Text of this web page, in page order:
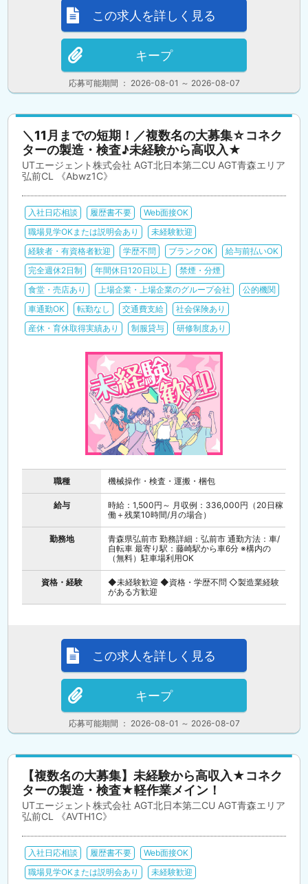
応募可能期間 ： 2026-08-01 ～ 2026-08-07
この求人を詳しく見る
キープ
＼11月までの短期！／複数名の大募集☆コネク
ターの製造・検査♪未経験から高収入★
UTエージェント株式会社 AGT北日本第二CU AGT青森エリア
弘前CL 《Abwz1C》
入社日応相談 履歴書不要
Web面接OK
職場見学OKまたは説明会あり
未経験歓迎
経験者・有資格者歓迎
学歴不問 ブランクOK
給与前払いOK
完全週休2日制
年間休日120日以上
禁煙・分煙
食堂・売店あり
上場企業・上場企業のグループ会社
公的機関
車通勤OK
転勤なし 交通費支給
社会保険あり
産休・育休取得実績あり
制服貸与 研修制度あり
職種 機械操作・検査・運搬・梱包
給与
時給：1,500円～ 月収例：336,000円（20日稼
働＋残業10時間/月の場合）
勤務地
青森県弘前市 勤務詳細：弘前市 通勤方法：車/
自転車 最寄り駅：藤崎駅から車6分 ※構内の
（無料）駐車場利用OK
資格・経験
◆未経験歓迎 ◆資格・学歴不問 ◇製造業経験
がある方歓迎
応募可能期間 ： 2026-08-01 ～ 2026-08-07
この求人を詳しく見る
キープ
【複数名の大募集】未経験から高収入★コネク
ターの製造・検査★軽作業メイン！
UTエージェント株式会社 AGT北日本第二CU AGT青森エリア
弘前CL 《AVTH1C》
入社日応相談 履歴書不要
Web面接OK
職場見学OKまたは説明会あり
未経験歓迎